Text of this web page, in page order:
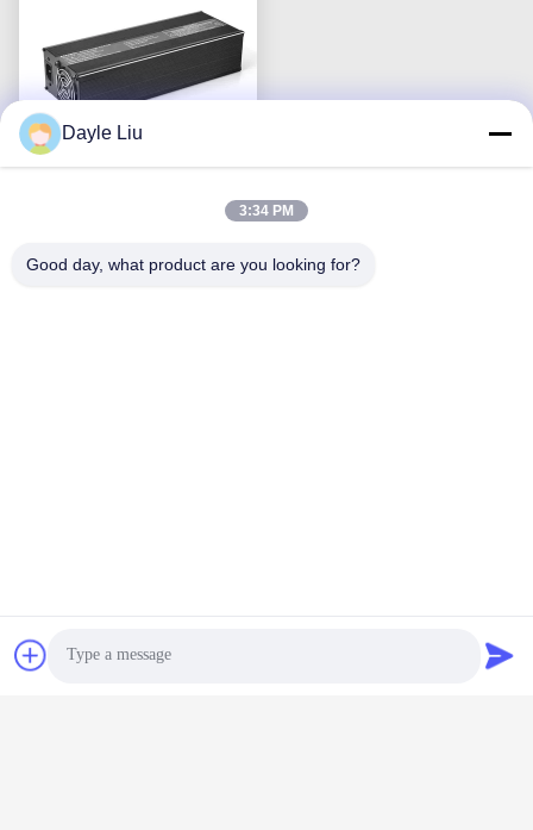
71.4V30A 産業用 DSP バ
60V 72V 88V 30A AGV
power06@szzhpower.com
Dayle Liu
3:34 PM
Good day, what product are you looking for?